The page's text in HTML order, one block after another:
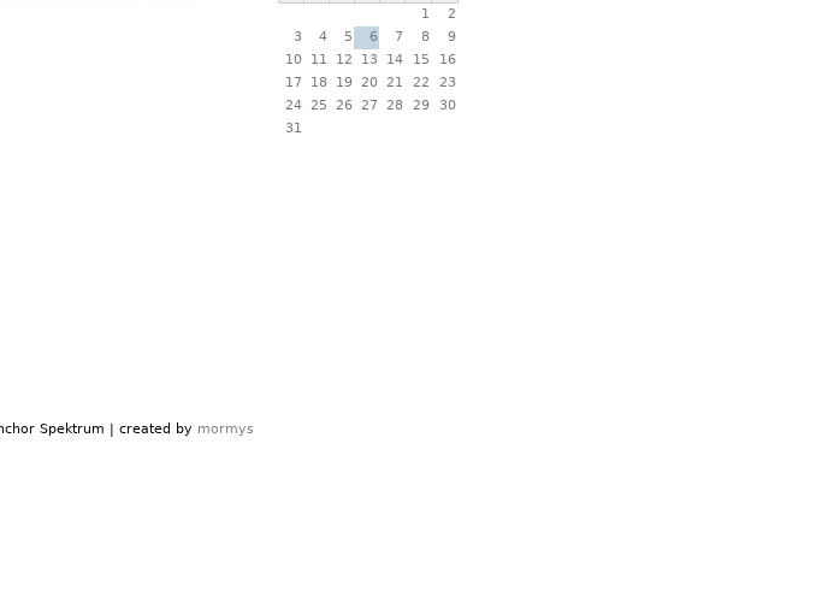
1
2
3
4 5 6 7 8
9
10
11 12 13 14 15
16
17
18 19 20 21 22
23
24 25 26 27 28 29
30
31
Spektrum | created by mormys